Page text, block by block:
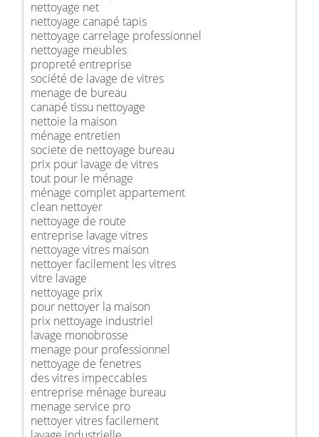
nettoyage net
nettoyage canapé tapis
nettoyage carrelage professionnel
nettoyage meubles
propreté entreprise
société de lavage de vitres
menage de bureau
canapé tissu nettoyage
nettoie la maison
ménage entretien
societe de nettoyage bureau
prix pour lavage de vitres
tout pour le ménage
ménage complet appartement
clean nettoyer
nettoyage de route
entreprise lavage vitres
nettoyage vitres maison
nettoyer facilement les vitres
vitre lavage
nettoyage prix
pour nettoyer la maison
prix nettoyage industriel
lavage monobrosse
menage pour professionnel
nettoyage de fenetres
des vitres impeccables
entreprise ménage bureau
menage service pro
nettoyer vitres facilement